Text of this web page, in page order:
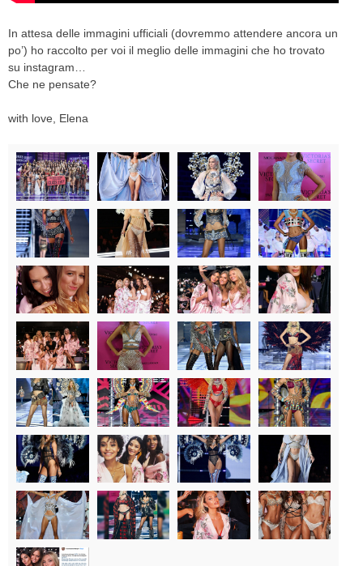
In attesa delle immagini ufficiali (dovremmo attendere ancora un
po’) ho raccolto per voi il meglio delle immagini che ho trovato
su instagram…
Che ne pensate?
with love, Elena